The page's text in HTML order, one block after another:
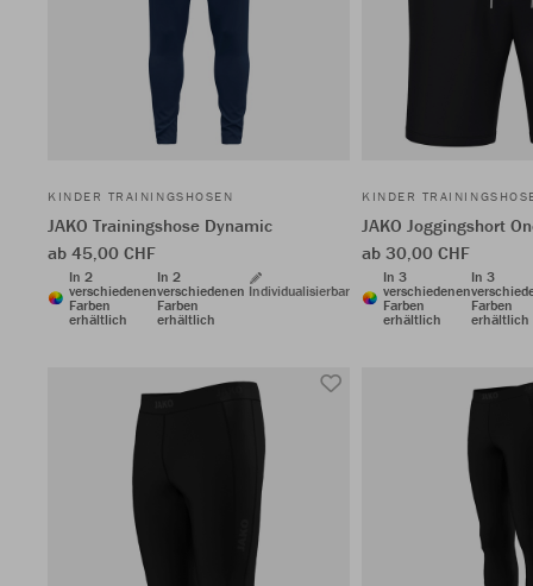
KINDER TRAININGSHOSEN
JAKO Trainingshose Dynamic
ab 45,00 CHF
In 2
verschiedenen
Farben
erhältlich
In 2
verschiedenen
Farben
erhältlich
Individualisierbar
KINDER
JAKO Joggingshort
ab 30,00 CHF
In 3
verschiedenen
Farben
erhältlich
In 3
Farben
erhältlich